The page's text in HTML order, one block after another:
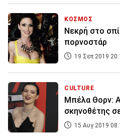
ΚΟΣΜΟΣ
Νεκρή στο
πορνοστάρ
19 Σεπ 2019
CULTURE
Μπέλα Θορν:
σκηνοθέτης
15 Αυγ 2019